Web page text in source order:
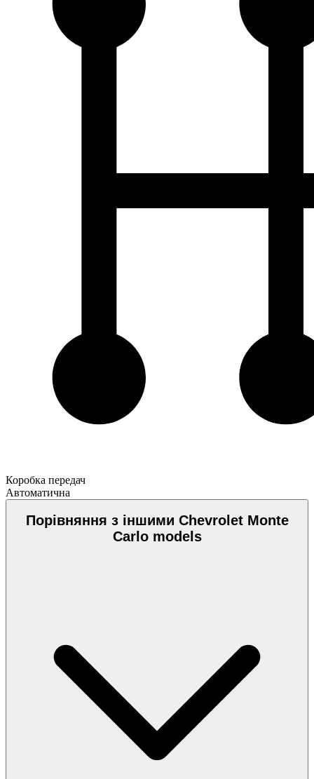
Коробка передач
Автоматична
Порівняння з іншими Chevrolet Monte
Carlo models